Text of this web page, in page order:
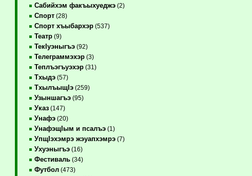
Сабийхэм факъыхуеджэ(2)
Спорт(28)
Спорт хъыбархэр(537)
Театр(9)
ТекIуэныгъэ(92)
Телеграммэхэр(3)
Теплъэгъуэхэр(31)
Тхыдэ(57)
ТхылъыщIэ(259)
Узыншагъэ(95)
Указ(147)
Унафэ(20)
УнафэщIым и псалъэ(1)
УпщIэхэмрэ жэуапхэмрэ(7)
Ухуэныгъэ(16)
Фестиваль(34)
Футбол(473)